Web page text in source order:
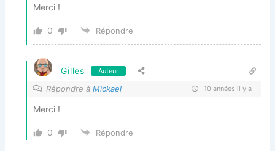
Merci !
0 Répondre
Gilles Auteur
Répondre àMickael 10 années il y a
Merci !
0 Répondre